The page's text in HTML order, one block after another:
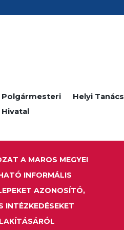
Polgármesteri
Hivatal
Helyi Tanács
A MAROS MEGYEI
INFORMÁLIS
AZONOSÍTÓ,
INTÉZKEDÉSEKET